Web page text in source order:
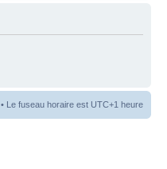
• Le fuseau horaire est UTC+1 heure